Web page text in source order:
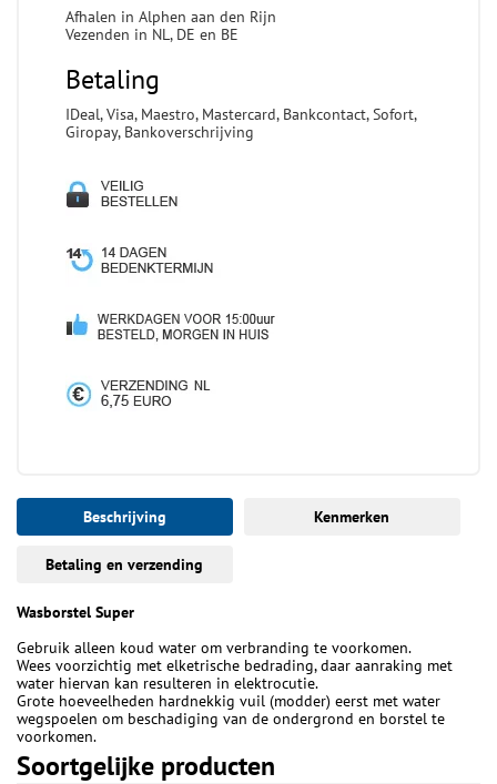
Afhalen in Alphen aan den Rijn
Vezenden in NL, DE en BE
Betaling
IDeal, Visa, Maestro, Mastercard, Bankcontact, Sofort,
Giropay, Bankoverschrijving
Beschrijving Kenmerken
Betaling en verzending
Wasborstel Super
Gebruik alleen koud water om verbranding te voorkomen.
Wees voorzichtig met elketrische bedrading, daar aanraking met
water hiervan kan resulteren in elektrocutie.
Grote hoeveelheden hardnekkig vuil (modder) eerst met water
wegspoelen om beschadiging van de ondergrond en borstel te
voorkomen.
Soortgelijke producten